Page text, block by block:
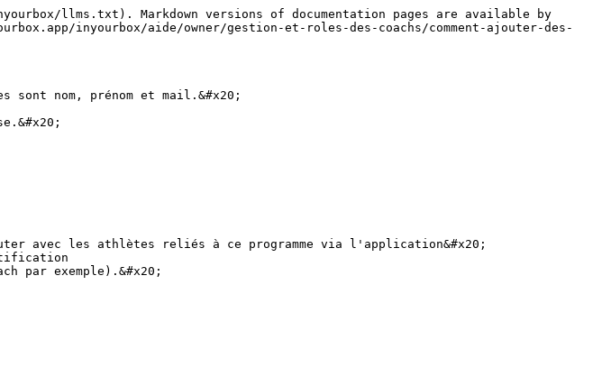
llms.txt). Markdown versions of documentation pages are available by
inyourbox/aide/owner/gestion-et-roles-des-coachs/comment-ajouter-des-
nom, prénom et mail.&#x20;
avec les athlètes reliés à ce programme via l'application&#x20;